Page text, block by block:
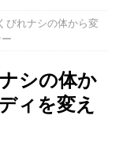
びれナシの体から変
シの体か
ィを変え